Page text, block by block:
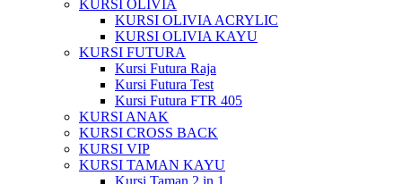
KURSI OLIVIA
KURSI OLIVIA ACRYLIC
KURSI OLIVIA KAYU
KURSI FUTURA
Kursi Futura Raja
Kursi Futura Test
Kursi Futura FTR 405
KURSI ANAK
KURSI CROSS BACK
KURSI VIP
KURSI TAMAN KAYU
Kursi Taman 2 in 1